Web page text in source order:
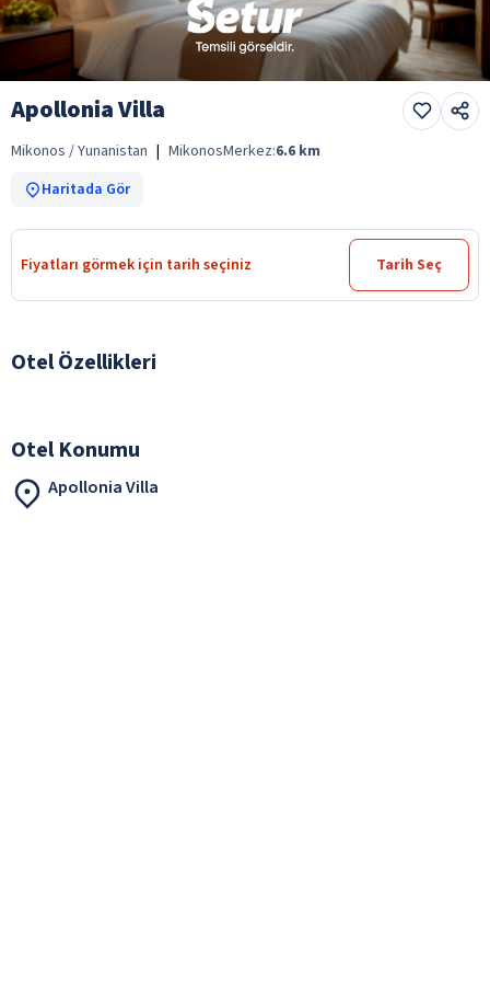
Apollonia Villa
Mikonos / Yunanistan | MikonosMerkez:6.6 km
Haritada Gör
Fiyatları görmek için tarih seçiniz Tarih Seç
Otel Özellikleri
Otel Konumu
Apollonia Villa